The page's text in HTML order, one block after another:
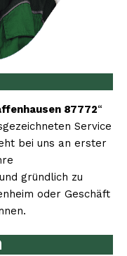
87772“
Service
bei uns an erster
gründlich zu
oder Geschäft